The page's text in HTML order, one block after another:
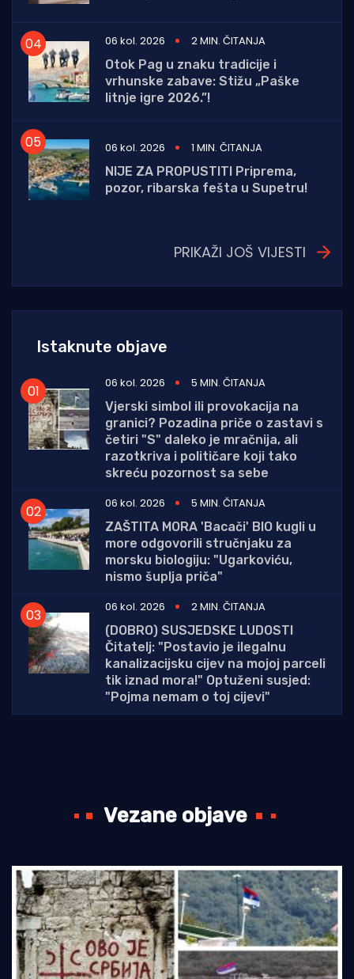
06 kol. 2026
2 MIN. ČITANJA
Otok Pag u znaku tradicije i
vrhunske zabave: Stižu „Paške
litnje igre 2026.”!
06 kol. 2026
1 MIN. ČITANJA
NIJE ZA PROPUSTITI Priprema,
pozor, ribarska fešta u Supetru!
PRIKAŽI JOŠ VIJESTI
Istaknute objave
06 kol. 2026
5 MIN. ČITANJA
Vjerski simbol ili provokacija na
granici? Pozadina priče o zastavi s
četiri "S" daleko je mračnija, ali
razotkriva i političare koji tako
skreću pozornost sa sebe
06 kol. 2026
5 MIN. ČITANJA
ZAŠTITA MORA 'Bacači' BIO kugli u
more odgovorili stručnjaku za
morsku biologiju: "Ugarkoviću,
nismo šuplja priča"
06 kol. 2026
2 MIN. ČITANJA
(DOBRO) SUSJEDSKE LUDOSTI
Čitatelj: "Postavio je ilegalnu
kanalizacijsku cijev na mojoj parceli
tik iznad mora!" Optuženi susjed:
"Pojma nemam o toj cijevi"
Vezane objave